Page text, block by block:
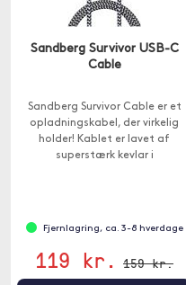
Sandberg Survivor USB-C
Cable
Sandberg Survivor Cable er et
opladningskabel, der virkelig
holder! Kablet er lavet af
superstærk kevlar i
Fjernlagring, ca. 3-8 hverdage
119 kr. 159 kr.